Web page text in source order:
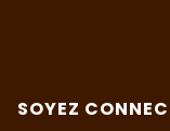
SOYEZ